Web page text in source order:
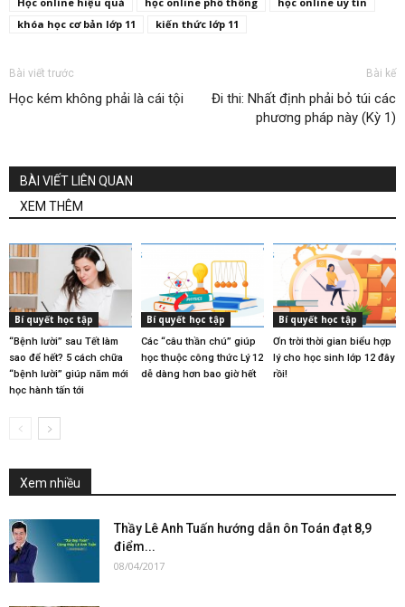
khóa học cơ bản lớp 11
kiến thức lớp 11
Bài viết trước
Học kém không phải là cái tội
Bài kế
Đi thi: Nhất định phải bỏ túi các
phương pháp này (Kỳ 1)
BÀI VIẾT LIÊN QUAN
XEM THÊM
Bí quyết học tập
“Bệnh lười” sau Tết làm
sao để hết? 5 cách chữa
“bệnh lười” giúp năm mới
học hành tấn tới
Bí quyết học tập
Các “câu thần chú” giúp
học thuộc công thức Lý 12
dễ dàng hơn bao giờ hết
Bí quyết học tập
Ơn trời thời gian biểu hợp
lý cho học sinh lớp 12 đây
rồi!
Xem nhiều
Thầy Lê Anh Tuấn hướng dẫn ôn Toán đạt 8,9
điểm...
08/04/2017